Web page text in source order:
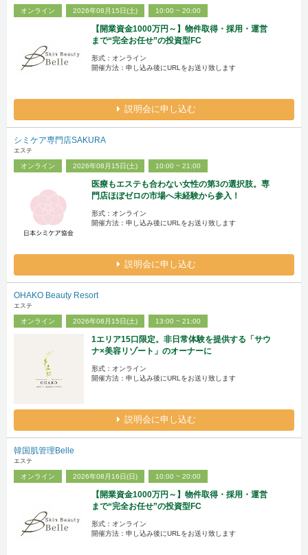
オンライン 2026年08月15日(土) 10:00 ~ 20:00
【開業資金1000万円～】物件取得・採用・運営
まで“完全お任せ”の投資型FC
形式：オンライン
開催方法：申し込み後にURLをお送り致します
説明会に申し込む
シミケア専門店SAKURA
エステ
オンライン 2026年08月15日(土) 10:00 ~ 21:00
医療もエステも合わない女性の第3の選択肢。専
門店ほぼゼロの市場へ未経験から参入！
形式：オンライン
開催方法：申し込み後にURLをお送り致します
説明会に申し込む
OHAKO Beauty Resort
エステ
オンライン 2026年08月15日(土) 13:00 ~ 21:00
1エリア15口限定。非日常体験を提供する「サウ
ナ×美容リゾート」のオーナーに
形式：オンライン
開催方法：申し込み後にURLをお送り致します
説明会に申し込む
韓国肌管理Belle
エステ
オンライン 2026年08月16日(日) 10:00 ~ 20:00
【開業資金1000万円～】物件取得・採用・運営
まで“完全お任せ”の投資型FC
形式：オンライン
開催方法：申し込み後にURLをお送り致します